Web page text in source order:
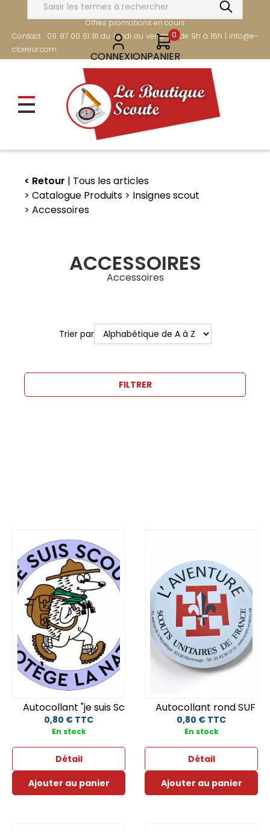
contenu
principal
FRAIS DE PORT OFFERTS DÈS 80€
Offres promotions en cours
Contact : 09 87 00 61 91 du lundi au vendredi de 9h à 16h | info@e-
claireur.com
CONNEXION
0
PANIER
Retour
Tous les articles
Catalogue Produits
Insignes scout
Accessoires
ACCESSOIRES
Accessoires
Trier par
FILTRER
Autocollant "je suis Scout" diamètre 9,5 cm
0,80 € TTC
En stock
Détail
Ajouter au panier
Autocollant rond SUF
0,80 € TTC
En stock
Détail
Ajouter au panier